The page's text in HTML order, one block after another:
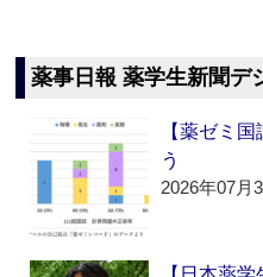
薬事日報 薬学生新聞デ
【薬ゼミ
う
2026年07月